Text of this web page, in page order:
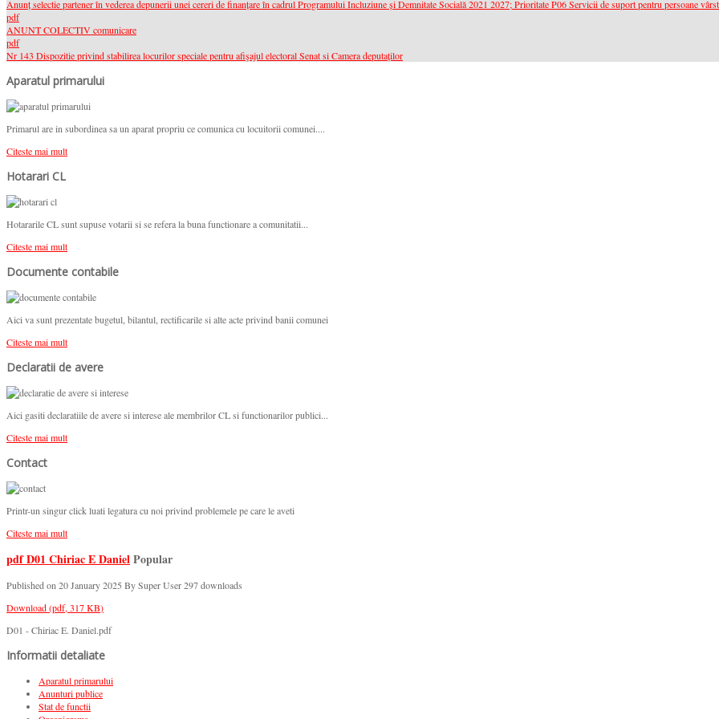
Anunț selectie partener în vederea depunerii unei cereri de finanțare în cadrul Programului Incluziune și Demnitate Socială 2021 2027; Prioritate P06 Servicii de suport pentru persoane
pdf
ANUNT COLECTIV comunicare
pdf
Nr 143 Dispozitie privind stabilirea locurilor speciale pentru afişajul electoral Senat si Camera deputaților
Aparatul primarului
Primarul are in subordinea sa un aparat propriu ce comunica cu locuitorii comunei....
Citeste mai mult
Hotarari CL
Hotararile CL sunt supuse votarii si se refera la buna functionare a comunitatii...
Citeste mai mult
Documente contabile
Aici va sunt prezentate bugetul, bilantul, rectificarile si alte acte privind banii comunei
Citeste mai mult
Declaratii de avere
Aici gasiti declaratiile de avere si interese ale membrilor CL si functionarilor publici...
Citeste mai mult
Contact
Printr-un singur click luati legatura cu noi privind problemele pe care le aveti
Citeste mai mult
pdfD01 Chiriac E DanielPopular
Published on 20 January 2025 BySuper User297 downloads
Download(pdf, 317 KB)
D01 - Chiriac E. Daniel.pdf
Informatii detaliate
Aparatul primarului
Anunturi publice
Stat de functii